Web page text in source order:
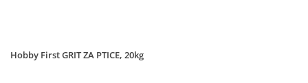
Hobby First GRIT ZA PTICE, 20kg